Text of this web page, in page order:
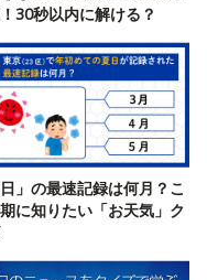
30秒以内に解ける？
日」の最速記録は何月？こ
に知りたい「お天気」ク